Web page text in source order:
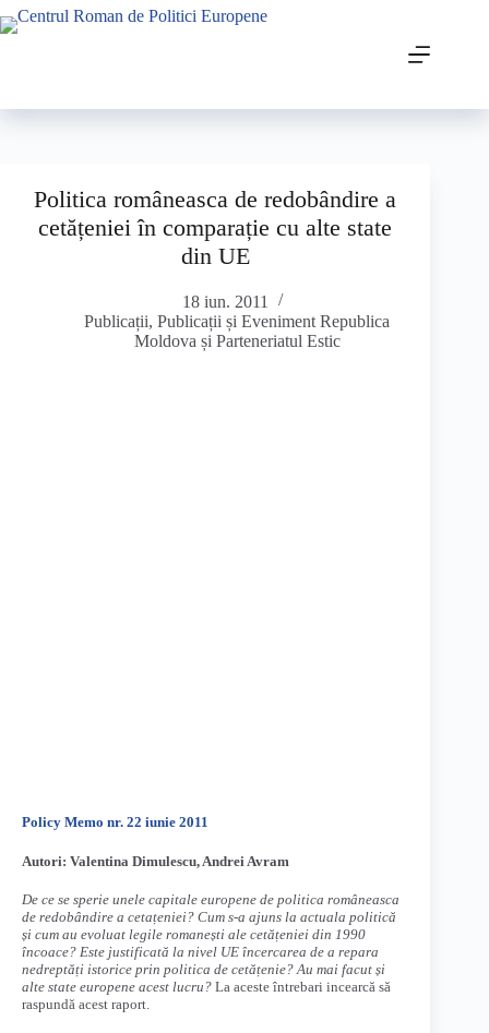
Politica româneasca de redobândire a
cetățeniei în comparație cu alte state
din UE
18 iun. 2011
Publicații,Publicații și Eveniment Republica
Moldova și Parteneriatul Estic
Policy Memo nr. 22 iunie 2011
Autori: Valentina Dimulescu, Andrei Avram
De ce se sperie unele capitale europene de politica româneasca
de redobândire a cetațeniei? Cum s-a ajuns la actuala politică
și cum au evoluat legile romanești ale cetățeniei din 1990
încoace? Este justificată la nivel UE încercarea de a repara
nedreptăți istorice prin politica de cetățenie? Au mai facut și
alte state europene acest lucru? La aceste întrebari incearcă să
raspundă acest raport.